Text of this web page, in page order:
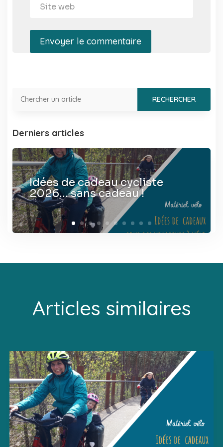
Envoyer le commentaire
Derniers articles
Idées de cadeau cycliste
2026… sans cadeau !
Articles similaires